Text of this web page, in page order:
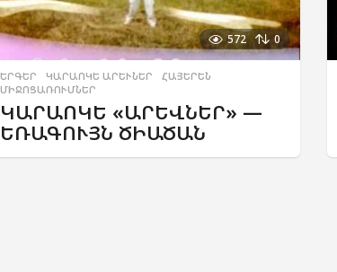
572 0
ԵՐԳԵՐ ,ԿԱՐԱՈԿԵ ԱՐԵՒՆԵՐ ,ՀԱՅԵՐԵՆ
ՄԻՋՈՑԱՌՈՒՄՆԵՐ
ԿԱՐԱՈԿԵ «ԱՐԵՎՆԵՐ» —
ԵՌԱԳՈՒՅՆ ԾԻԱԾԱՆ